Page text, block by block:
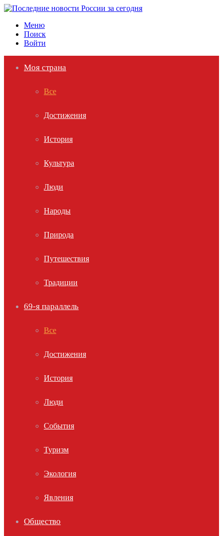
Меню
Поиск
Войти
Моя страна
Все
Достижения
История
Культура
Люди
Народы
Природа
Путешествия
Традиции
69-я параллель
Все
Достижения
История
Люди
События
Туризм
Экология
Явления
Общество